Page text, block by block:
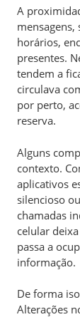
A
horários,
presentes.
tendem a
circulava
por perto,
reserva.
Alguns
contexto.
aplicativos
silencioso
chamadas
celular
passa a
informação.
De forma
Alterações